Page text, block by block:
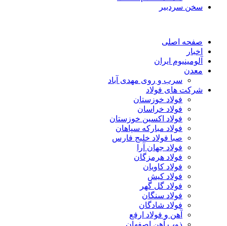
سخن سردبیر
صفحه اصلی
اخبار
آلومینیوم ایران
معدن
سرب و روی مهدی آباد
شرکت های فولاد
فولاد خوزستان
فولاد خراسان
فولاد اکسین خوزستان
فولاد مبارکه سپاهان
صبا فولاد خلیج فارس
فولاد جهان آرا
فولاد هرمزگان
فولاد کاویان
فولاد کیش
فولاد گل گهر
فولاد سنگان
فولاد شادگان
آهن و فولاد ارفع
ذوب آهن اصفهان